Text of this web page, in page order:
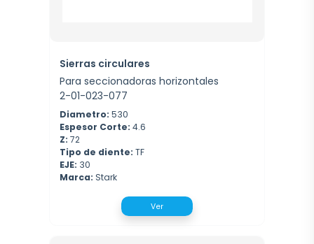
Sierras circulares
Para seccionadoras horizontales
2-01-023-077
Diametro: 530
Espesor Corte: 4.6
Z: 72
Tipo de diente: TF
EJE: 30
Marca: Stark
Ver